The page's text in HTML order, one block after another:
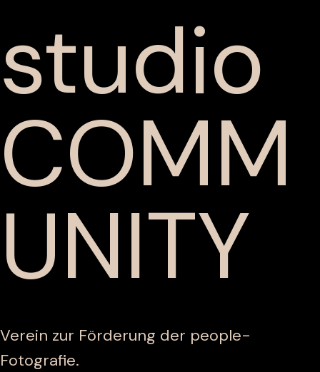
studio
COMM
UNITY
Verein zur Förderung der people-
Fotografie.